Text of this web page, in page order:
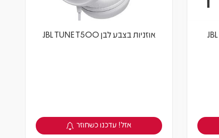
אוזניות בצבע לבן JBL TUNE T500
צפיה במוצר
אזל! עדכנו כשחוזר